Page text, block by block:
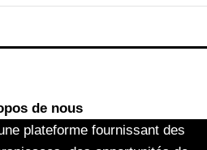
de nous
plateforme fournissant des